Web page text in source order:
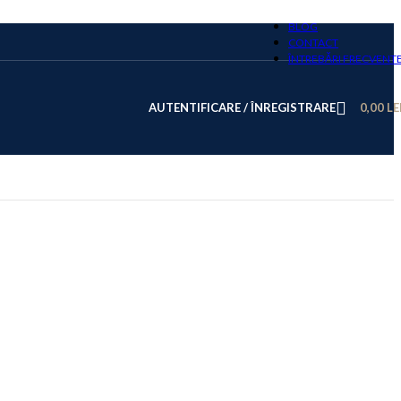
BLOG
CONTACT
ÎNTREBĂRI
AUTENTIFICARE / ÎNREGISTRARE 0,00